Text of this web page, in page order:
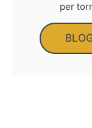
per